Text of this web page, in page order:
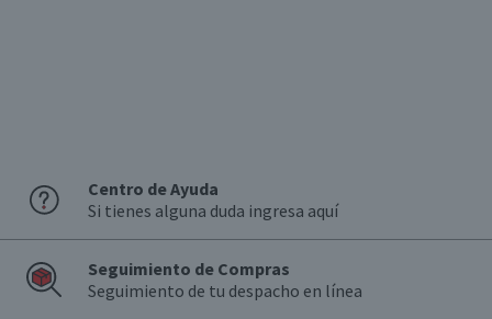
Centro de Ayuda
Si tienes alguna duda ingresa aquí
Seguimiento de Compras
Seguimiento de tu despacho en línea